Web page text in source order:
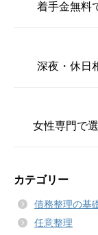
着手金無料
深夜・休日
女性専門で
カテゴリー
債務整理の基
任意整理